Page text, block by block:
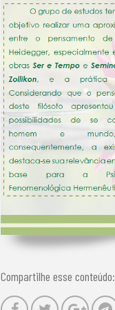
Compartilhe esse conteúdo: